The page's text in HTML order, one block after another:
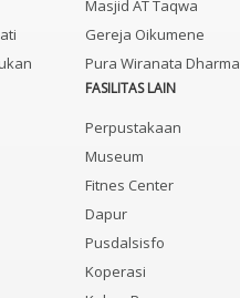
Masjid AT Taqwa
Gereja Oikumene
Pura Wiranata Dharma
FASILITAS LAIN
Perpustakaan
Museum
Fitnes Center
Dapur
Pusdalsisfo
Koperasi